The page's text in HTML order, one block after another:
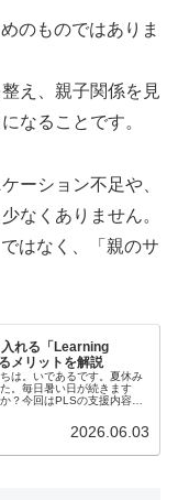
のものではありま
え、親子関係を見
なることです。
ーション不足や、
なくありません。
はなく、「親のサ
れる「Learning
メリットを解説
は。いであるです。夏休み
。毎日暑い日が続きます
？今回はPLSの支援内容の
は、親子の会話添削をする
2026.06.03